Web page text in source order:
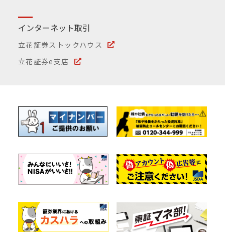
インターネット取引
立花証券ストックハウス
立花証券e支店